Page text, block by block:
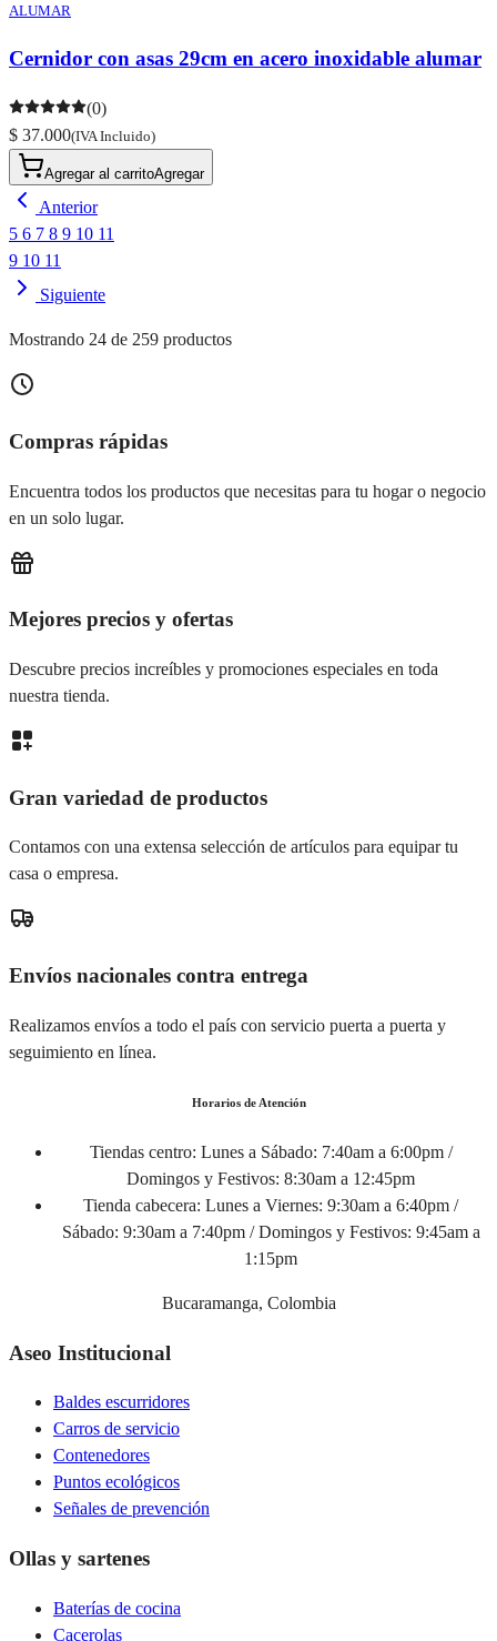
ALUMAR
Cernidor con asas 29cm en acero inoxidable alumar
(0)
$ 37.000(IVA Incluido)
Agregar al carritoAgregar
Anterior
5 6 7 8 9 10 11
9 10 11
Siguiente
Mostrando 24 de 259 productos
Compras rápidas
Encuentra todos los productos que necesitas para tu hogar o negocio
en un solo lugar.
Mejores precios y ofertas
Descubre precios increíbles y promociones especiales en toda
nuestra tienda.
Gran variedad de productos
Contamos con una extensa selección de artículos para equipar tu
casa o empresa.
Envíos nacionales contra entrega
Realizamos envíos a todo el país con servicio puerta a puerta y
seguimiento en línea.
Horarios de Atención
Tiendas centro: Lunes a Sábado: 7:40am a 6:00pm /
Domingos y Festivos: 8:30am a 12:45pm
Tienda cabecera: Lunes a Viernes: 9:30am a 6:40pm /
Sábado: 9:30am a 7:40pm / Domingos y Festivos: 9:45am a
1:15pm
Bucaramanga, Colombia
Aseo Institucional
Baldes escurridores
Carros de servicio
Contenedores
Puntos ecológicos
Señales de prevención
Ollas y sartenes
Baterías de cocina
Cacerolas